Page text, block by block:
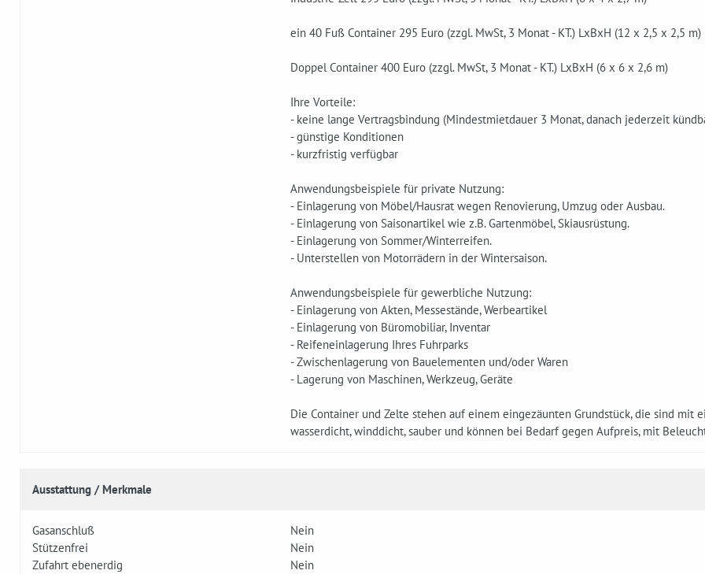
ein 40 Fuß Container 295 Euro (zzgl. MwSt, 3 Monat - KT.) LxBxH (12 x 2,5 x 2,5 m)
Doppel Container 400 Euro (zzgl. MwSt, 3 Monat - KT.) LxBxH (6 x 6 x 2,6 m)
Ihre Vorteile:
- keine lange Vertragsbindung (Mindestmietdauer 3 Monat, danach jederzeit
- günstige Konditionen
- kurzfristig verfügbar
Anwendungsbeispiele für private Nutzung:
- Einlagerung von Möbel/Hausrat wegen Renovierung, Umzug oder Ausbau.
- Einlagerung von Saisonartikel wie z.B. Gartenmöbel, Skiausrüstung.
- Einlagerung von Sommer/Winterreifen.
- Unterstellen von Motorrädern in der Wintersaison.
Anwendungsbeispiele für gewerbliche Nutzung:
- Einlagerung von Akten, Messestände, Werbeartikel
- Einlagerung von Büromobiliar, Inventar
- Reifeneinlagerung Ihres Fuhrparks
- Zwischenlagerung von Bauelementen und/oder Waren
- Lagerung von Maschinen, Werkzeug, Geräte
Die Container und Zelte stehen auf einem eingezäunten Grundstück, die sind mit
wasserdicht, winddicht, sauber und können bei Bedarf gegen Aufpreis, mit
Ausstattung / Merkmale
Gasanschluß
Nein
Stützenfrei
Nein
Zufahrt ebenerdig
Nein